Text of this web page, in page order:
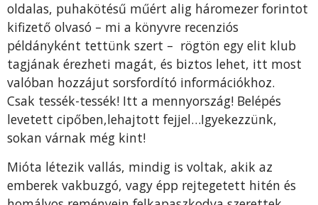
oldalas, puhakötésű műért alig háromezer forintot
kifizető olvasó – mi a könyvre recenziós
példányként tettünk szert – rögtön egy elit klub
tagjának érezheti magát, és biztos lehet, itt most
valóban hozzájut sorsfordító információkhoz.
Csak tessék-tessék! Itt a mennyország! Belépés
levetett cipőben,lehajtott fejjel…Igyekezzünk,
sokan várnak még kint!
Mióta létezik vallás, mindig is voltak, akik az
emberek vakbuzgó, vagy épp rejtegetett hitén és